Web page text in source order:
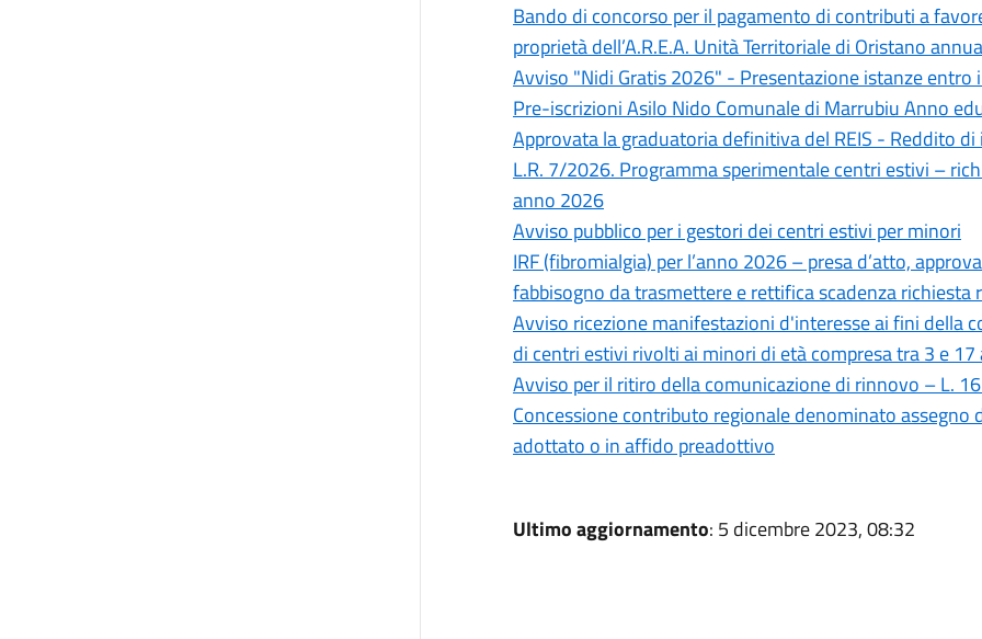
Bando di concorso per il pagamento di contributi a
proprietà dell’A.R.E.A. Unità Territoriale di Oristano
Avviso "Nidi Gratis 2026" - Presentazione istanze entro
Pre-iscrizioni Asilo Nido Comunale di Marrubiu Anno
Approvata la graduatoria definitiva del REIS - Reddito
L.R. 7/2026. Programma sperimentale centri estivi –
anno 2026
Avviso pubblico per i gestori dei centri estivi per minori
IRF (fibromialgia) per l’anno 2026 – presa d’atto,
fabbisogno da trasmettere e rettifica scadenza
Avviso ricezione manifestazioni d'interesse ai fini della
di centri estivi rivolti ai minori di età compresa tra 3 e 17
Avviso per il ritiro della comunicazione di rinnovo – L.
Concessione contributo regionale denominato
adottato o in affido preadottivo
Ultimo aggiornamento: 5 dicembre 2023, 08:32